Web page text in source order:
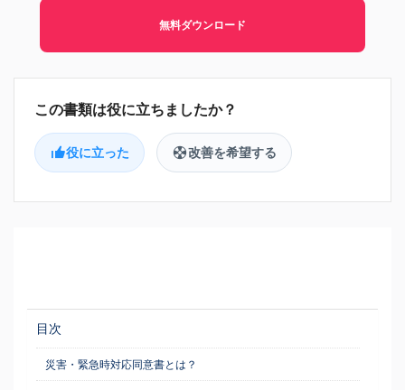
無料ダウンロード
役に立った 改善を希望する
目次
災害・緊急時対応同意書とは？